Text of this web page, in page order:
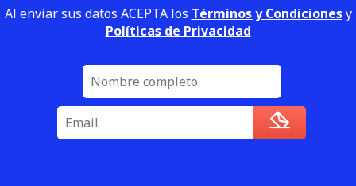
Al enviar sus datos ACEPTA los Términos y Condicionesy
Políticas de Privacidad